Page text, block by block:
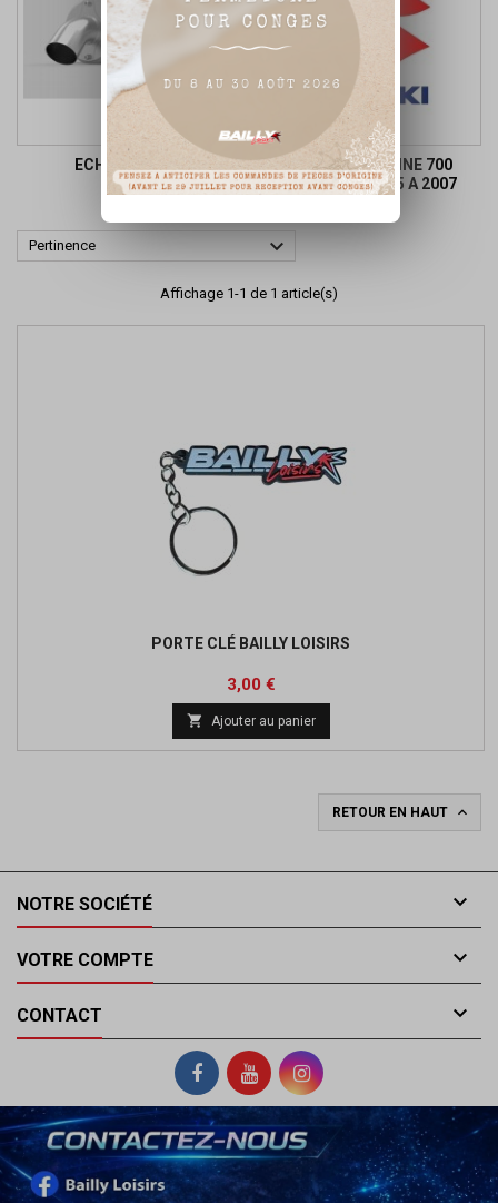
ECHAPEMENT
PIECES D ORIGINE 700
KINGQUAD 2005 A 2007
Pertinence 
Affichage 1-1 de 1 article(s)
PORTE CLÉ BAILLY LOISIRS
Prix
3,00 €
 Ajouter au panier
RETOUR EN HAUT 
NOTRE SOCIÉTÉ 
VOTRE COMPTE 
CONTACT 